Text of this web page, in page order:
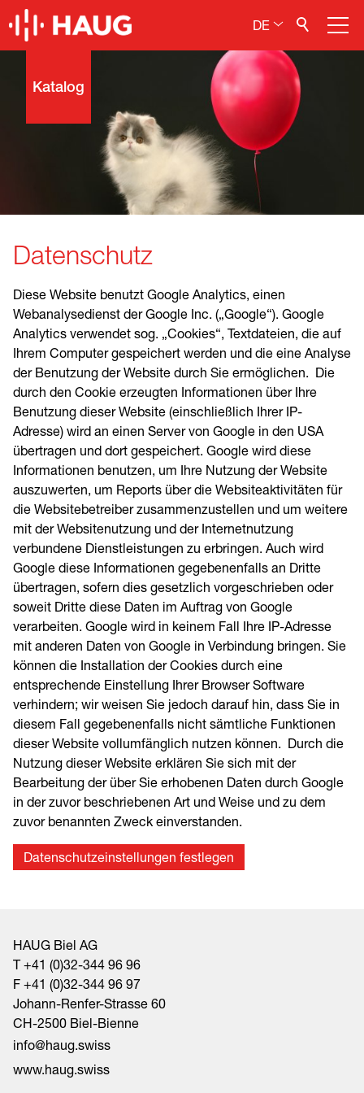
DE
Elektrostatik aufbringen
Elektrostatik messen
Service / Wartung / Reparaturen
Katalog
Datenschutz
Diese Website benutzt Google Analytics, einen
Webanalysedienst der Google Inc. („Google“). Google
Analytics verwendet sog. „Cookies“, Textdateien, die auf
Ihrem Computer gespeichert werden und die eine Analyse
der Benutzung der Website durch Sie ermöglichen. Die
durch den Cookie erzeugten Informationen über Ihre
Benutzung dieser Website (einschließlich Ihrer IP-
Adresse) wird an einen Server von Google in den USA
übertragen und dort gespeichert. Google wird diese
Informationen benutzen, um Ihre Nutzung der Website
auszuwerten, um Reports über die Websiteaktivitäten für
die Websitebetreiber zusammenzustellen und um weitere
mit der Websitenutzung und der Internetnutzung
verbundene Dienstleistungen zu erbringen. Auch wird
Google diese Informationen gegebenenfalls an Dritte
übertragen, sofern dies gesetzlich vorgeschrieben oder
soweit Dritte diese Daten im Auftrag von Google
verarbeiten. Google wird in keinem Fall Ihre IP-Adresse
mit anderen Daten von Google in Verbindung bringen. Sie
können die Installation der Cookies durch eine
entsprechende Einstellung Ihrer Browser Software
verhindern; wir weisen Sie jedoch darauf hin, dass Sie in
diesem Fall gegebenenfalls nicht sämtliche Funktionen
dieser Website vollumfänglich nutzen können. Durch die
Nutzung dieser Website erklären Sie sich mit der
Bearbeitung der über Sie erhobenen Daten durch Google
in der zuvor beschriebenen Art und Weise und zu dem
zuvor benannten Zweck einverstanden.
Datenschutzeinstellungen festlegen
HAUG Biel AG
T +41 (0)32-344 96 96
F +41 (0)32-344 96 97
Johann-Renfer-Strasse 60
CH-2500 Biel-Bienne
nf
h g sw ss
www.haug.swiss